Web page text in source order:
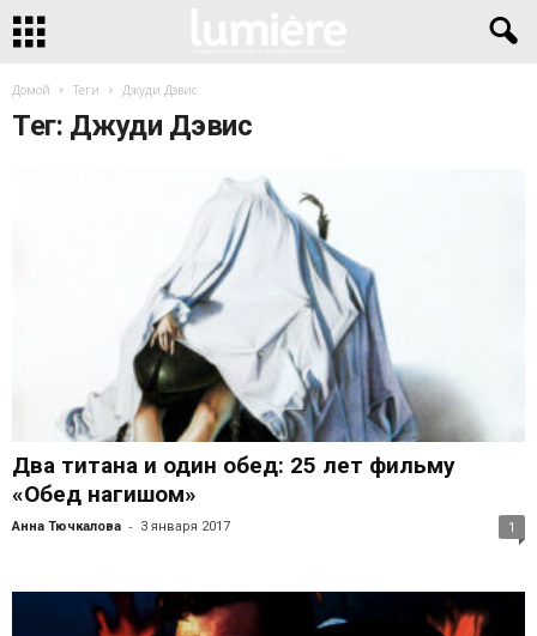
Домой Теги Джуди Дэвис
Тег: Джуди Дэвис
Два титана и один обед: 25 лет фильму
«Обед нагишом»
Анна Тючкалова - 3 января 2017 1